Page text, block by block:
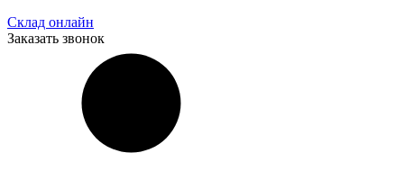
Склад онлайн
Заказать звонок